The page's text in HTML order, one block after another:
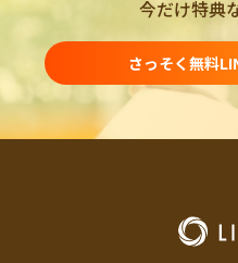
今だけ特典
さっそく無料